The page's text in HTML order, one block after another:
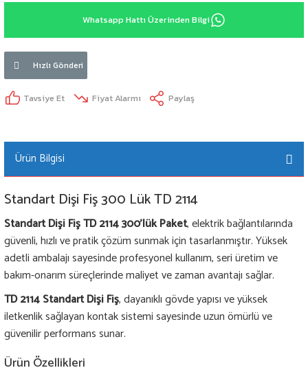
Whatsapp Hattı Üzerinden Bilgi
Hızlı Gönderi
Tavsiye Et Fiyat Alarmı Paylaş
Ürün Bilgisi
Standart Dişi Fiş 300 Lük TD 2114
Standart Dişi Fiş TD 2114 300’lük Paket, elektrik bağlantılarında
güvenli, hızlı ve pratik çözüm sunmak için tasarlanmıştır. Yüksek
adetli ambalajı sayesinde profesyonel kullanım, seri üretim ve
bakım-onarım süreçlerinde maliyet ve zaman avantajı sağlar.
TD 2114 Standart Dişi Fiş, dayanıklı gövde yapısı ve yüksek
iletkenlik sağlayan kontak sistemi sayesinde uzun ömürlü ve
güvenilir performans sunar.
Ürün Özellikleri